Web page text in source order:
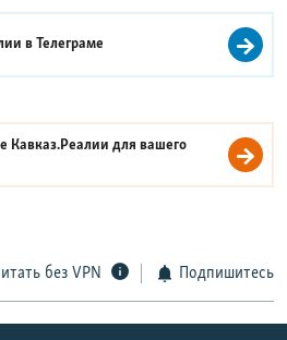
вТелеграме
Кавказ.Реалии для вашего
без VPN Подпишитесь